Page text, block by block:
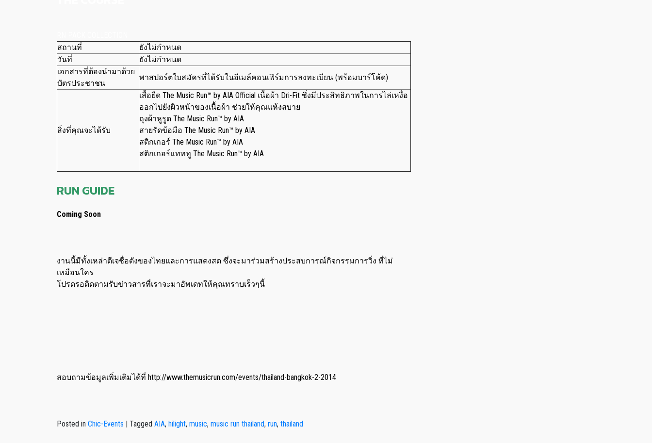
สถานที่
ยังไม่กำหนด
วันที่
ยังไม่กำหนด
เอกสารที่ต้องนำมาด้วย
บัตรประชาชน
พาสปอร์ตใบสมัครที่ได้รับในอีเมล์คอนเฟิร์มการลงทะเบียน (พร้อมบาร์โค้ด)
สิ่งที่คุณจะได้รับ
เสื้อยืด The Music Run™ by AIA Official เนื้อผ้า Dri-Fit ซึ่งมีประสิทธิภาพในการไล่เหงื่อ
ออกไปยังผิวหน้าของเนื้อผ้า ช่วยให้คุณแห้งสบาย
ถุงผ้าหูรูด The Music Run™ by AIA
สายรัดข้อมือ The Music Run™ by AIA
สติกเกอร์ The Music Run™ by AIA
สติกเกอร์แทททู The Music Run™ by AIA
RUN GUIDE
Coming Soon
งานนี้มีทั้งเหล่าดีเจชื่อดังของไทยและการแสดงสด ซึ่งจะมาร่วมสร้างประสบการณ์กิจกรรมการวิ่ง ที่ไม่
เหมือนใคร
โปรดรอติดตามรับข่าวสารที่เราจะมาอัพเดทให้คุณทราบเร็วๆนี้
สอบถามข้อมูลเพิ่มเติมได้ที่ http://www.themusicrun.com/events/thailand-bangkok-2-2014
Posted in Chic-Events Tagged AIA, hilight, music, music run thailand, run, thailand